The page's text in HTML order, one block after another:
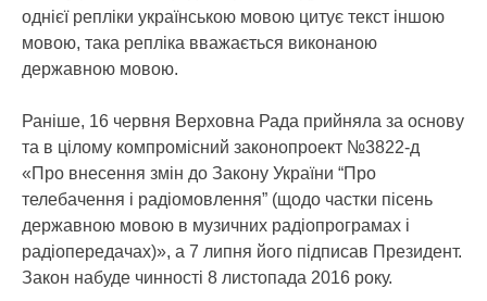
однієї репліки українською мовою цитує текст іншою
мовою, така репліка вважається виконаною
державною мовою.
Раніше, 16 червня Верховна Рада прийняла за основу
та в цілому компромісний законопроект №3822-д
«Про внесення змін до Закону України “Про
телебачення і радіомовлення” (щодо частки пісень
державною мовою в музичних радіопрограмах і
радіопередачах)», а 7 липня його підписав Президент.
Закон набуде чинності 8 листопада 2016 року.